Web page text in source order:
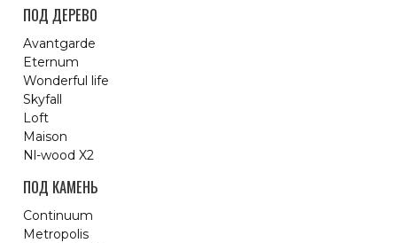
ПОД ДЕРЕВО
Avantgarde
Eternum
Wonderful life
Skyfall
Loft
Maison
Nl-wood X2
ПОД КАМЕНЬ
Continuum
Metropolis